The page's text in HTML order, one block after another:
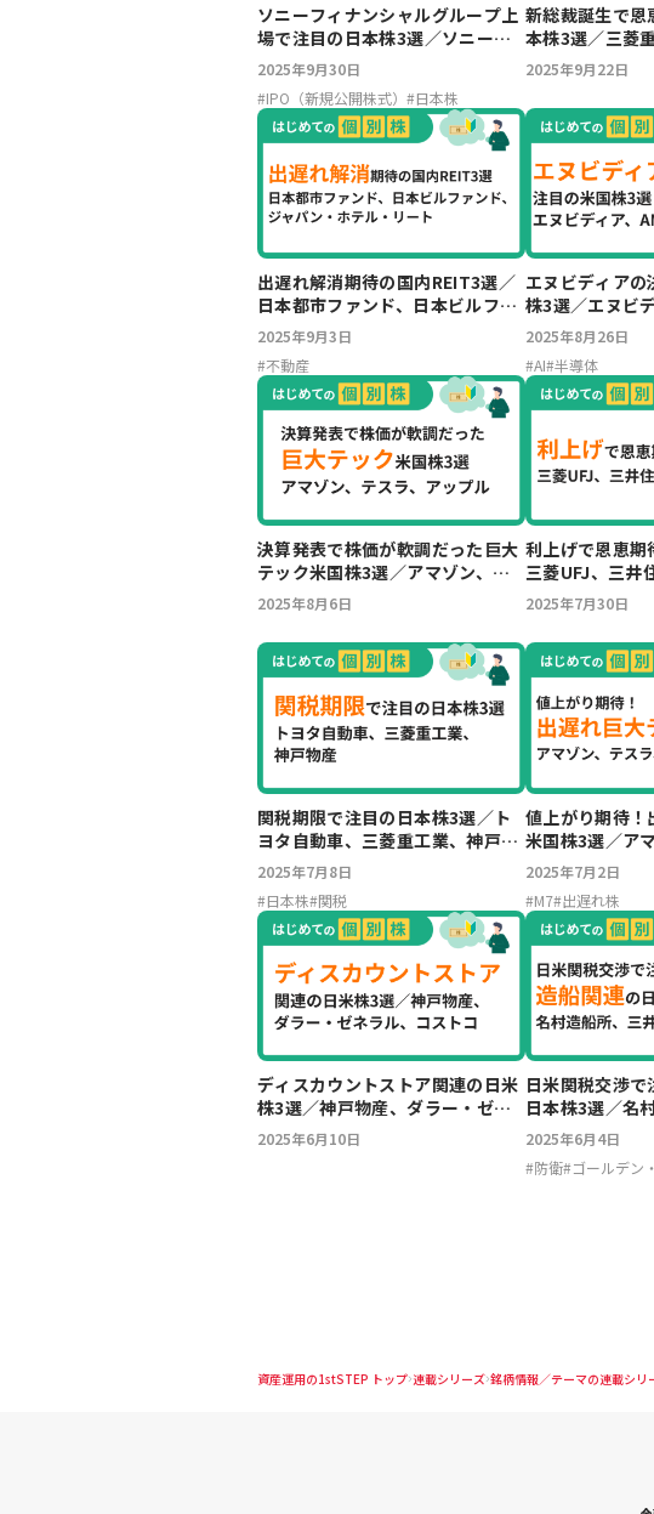
ソニーフィナンシャルグループ上
場で注目の日本株3選／ソニー
FG、ソニーG、SBI
2025年9月30日
#IPO（新規公開株式） #日本株
新総裁誕生で恩
本株3選／三菱
日本電気
2025年9月22日
出遅れ解消期待の国内REIT3選／
日本都市ファンド、日本ビルファ
ンド、ジャパン・ホテル・リート
2025年9月3日
#不動産
エヌビディアの
株3選／エヌビ
ロードコム
2025年8月26日
#AI#半導体
決算発表で株価が軟調だった巨大
テック米国株3選／アマゾン、テ
スラ、アップル
2025年8月6日
利上げで恩恵
三菱UFJ、三井
ス
2025年7月30日
関税期限で注目の日本株3選／ト
ヨタ自動車、三菱重工業、神戸物
産
2025年7月8日
#日本株#関税
値上がり期待！
米国株3選／ア
アップル
2025年7月2日
#M7#出遅れ株
ディスカウントストア関連の日米
株3選／神戸物産、ダラー・ゼネ
ラル、コストコ
2025年6月10日
日米関税交渉
日本株3選／名
S、川崎重工業
2025年6月4日
#防衛#ゴールデン
資産運用の1stSTEP トップ 連載シリーズ 銘柄情報／テーマの連載シリ